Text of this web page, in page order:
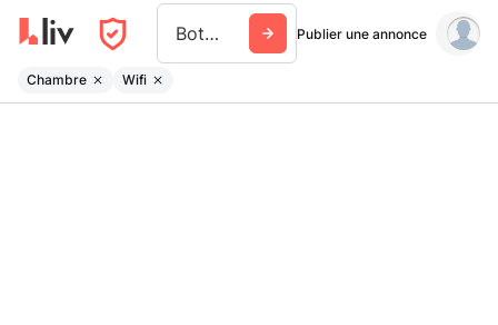
Bothell West Publier une annonce
Chambre Wifi